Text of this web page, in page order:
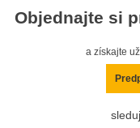
Objednajte si
a získajte